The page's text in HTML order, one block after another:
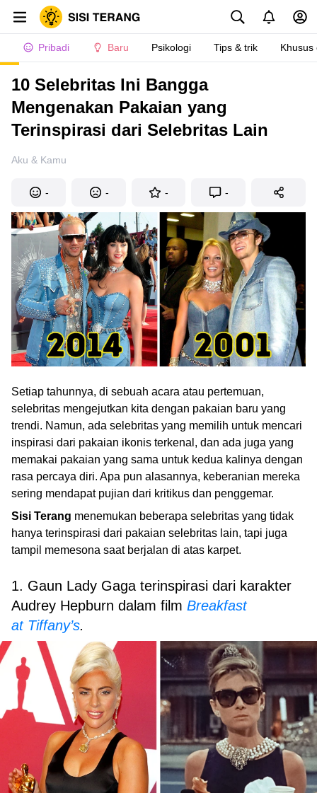
Pribadi Baru Psikologi Tips & trik Khusus
10 Selebritas Ini Bangga
Mengenakan Pakaian yang
Terinspirasi dari Selebritas Lain
Aku & Kamu
- - - -
Setiap tahunnya, di sebuah acara atau pertemuan,
selebritas mengejutkan kita dengan pakaian baru yang
trendi. Namun, ada selebritas yang memilih untuk mencari
inspirasi dari pakaian ikonis terkenal, dan ada juga yang
memakai pakaian yang sama untuk kedua kalinya dengan
rasa percaya diri. Apa pun alasannya, keberanian mereka
sering mendapat pujian dari kritikus dan penggemar.
Sisi Terang menemukan beberapa selebritas yang tidak
hanya terinspirasi dari pakaian selebritas lain, tapi juga
tampil memesona saat berjalan di atas karpet.
1. Gaun Lady Gaga terinspirasi dari karakter
Audrey Hepburn dalam film Breakfast
at Tiffany’s.